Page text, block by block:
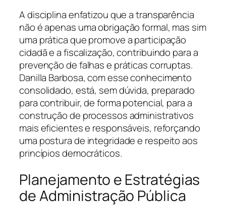
A disciplina enfatizou que a transparência
não é apenas uma obrigação formal, mas sim
uma prática que promove a participação
cidadã e a fiscalização, contribuindo para a
prevenção de falhas e práticas corruptas.
Danilla Barbosa, com esse conhecimento
consolidado, está, sem dúvida, preparado
para contribuir, de forma potencial, para a
construção de processos administrativos
mais eficientes e responsáveis, reforçando
uma postura de integridade e respeito aos
princípios democráticos.
Planejamento e Estratégias
de Administração Pública